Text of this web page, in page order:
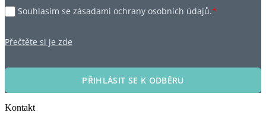
Souhlasím se zásadami ochrany osobních údajů.*
Přečtěte si je zde
PŘIHLÁSIT SE K ODBĚRU
Kontakt